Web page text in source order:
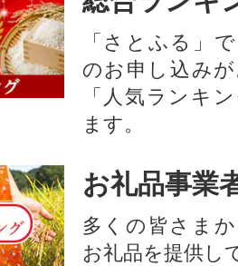
「さとふる」
のお申し込み
「人気ランキ
ます。
お礼品事業
多くの皆さま
お礼品を提供し